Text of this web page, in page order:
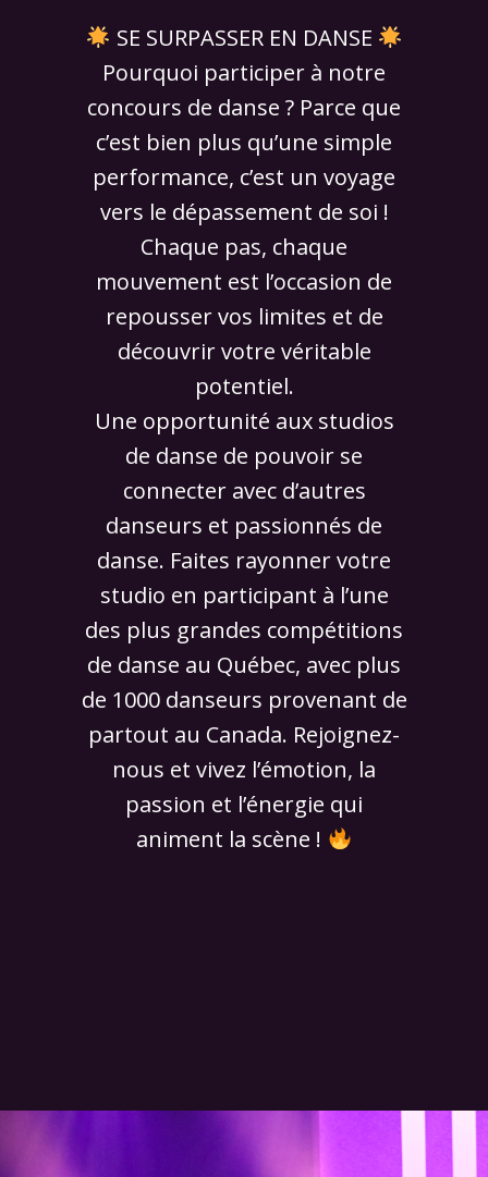
SE SURPASSER EN DANSE
Pourquoi participer à notre
concours de danse ? Parce que
c’est bien plus qu’une simple
performance, c’est un voyage
vers le dépassement de soi !
Chaque pas, chaque
mouvement est l’occasion de
repousser vos limites et de
découvrir votre véritable
potentiel.
Une opportunité aux studios
de danse de pouvoir se
connecter avec d’autres
danseurs et passionnés de
danse. Faites rayonner votre
studio en participant à l’une
des plus grandes compétitions
de danse au Québec, avec plus
de 1000 danseurs provenant de
partout au Canada. Rejoignez-
nous et vivez l’émotion, la
passion et l’énergie qui
animent la scène !